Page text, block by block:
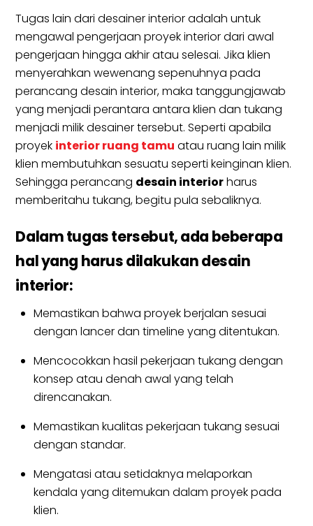
Tugas lain dari desainer interior adalah untuk
mengawal pengerjaan proyek interior dari awal
pengerjaan hingga akhir atau selesai. Jika klien
menyerahkan wewenang sepenuhnya pada
perancang desain interior, maka tanggungjawab
yang menjadi perantara antara klien dan tukang
menjadi milik desainer tersebut. Seperti apabila
proyek interior ruang tamu atau ruang lain milik
klien membutuhkan sesuatu seperti keinginan klien.
Sehingga perancang desain interiorharus
memberitahu tukang, begitu pula sebaliknya.
Dalam tugas tersebut, ada beberapa
hal yang harus dilakukan desain
interior:
Memastikan bahwa proyek berjalan sesuai
dengan lancer dan timeline yang ditentukan.
Mencocokkan hasil pekerjaan tukang dengan
konsep atau denah awal yang telah
direncanakan.
Memastikan kualitas pekerjaan tukang sesuai
dengan standar.
Mengatasi atau setidaknya melaporkan
kendala yang ditemukan dalam proyek pada
klien.